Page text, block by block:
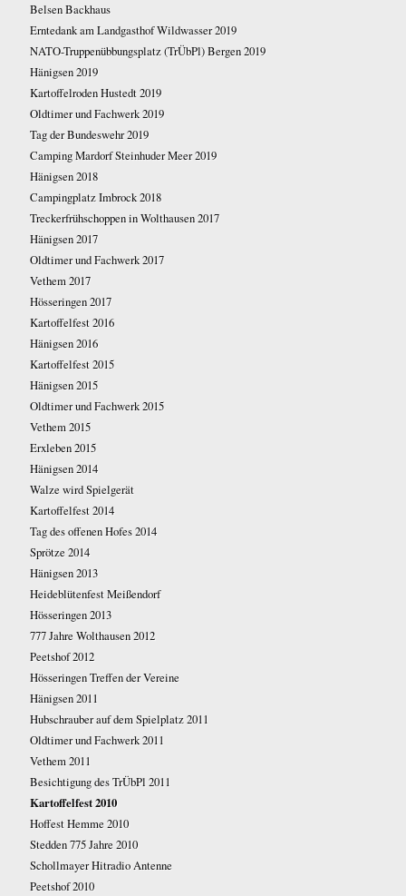
Belsen Backhaus
Erntedank am Landgasthof Wildwasser 2019
NATO-Truppenübbungsplatz (TrÜbPl) Bergen 2019
Hänigsen 2019
Kartoffelroden Hustedt 2019
Oldtimer und Fachwerk 2019
Tag der Bundeswehr 2019
Camping Mardorf Steinhuder Meer 2019
Hänigsen 2018
Campingplatz Imbrock 2018
Treckerfrühschoppen in Wolthausen 2017
Hänigsen 2017
Oldtimer und Fachwerk 2017
Vethem 2017
Hösseringen 2017
Kartoffelfest 2016
Hänigsen 2016
Kartoffelfest 2015
Hänigsen 2015
Oldtimer und Fachwerk 2015
Vethem 2015
Erxleben 2015
Hänigsen 2014
Walze wird Spielgerät
Kartoffelfest 2014
Tag des offenen Hofes 2014
Sprötze 2014
Hänigsen 2013
Heideblütenfest Meißendorf
Hösseringen 2013
777 Jahre Wolthausen 2012
Peetshof 2012
Hösseringen Treffen der Vereine
Hänigsen 2011
Hubschrauber auf dem Spielplatz 2011
Oldtimer und Fachwerk 2011
Vethem 2011
Besichtigung des TrÜbPl 2011
Kartoffelfest 2010
Hoffest Hemme 2010
Stedden 775 Jahre 2010
Schollmayer Hitradio Antenne
Peetshof 2010